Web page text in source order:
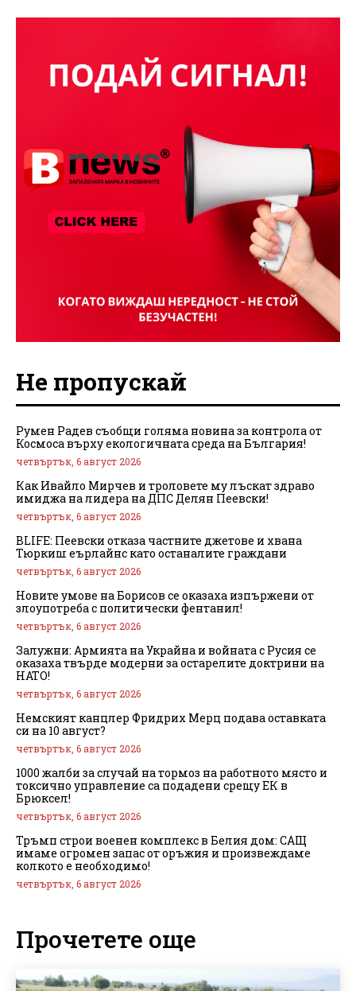
Не пропускай
Румен Радев съобщи голяма новина за контрола от
Космоса върху екологичната среда на България!
четвъртък, 6 август 2026
Как Ивайло Мирчев и троловете му лъскат здраво
имиджа на лидера на ДПС Делян Пеевски!
четвъртък, 6 август 2026
BLIFE: Пеевски отказа частните джетове и хвана
Тюркиш еърлайнс като останалите граждани
четвъртък, 6 август 2026
Новите умове на Борисов се оказаха изпържени от
злоупотреба с политически фентанил!
четвъртък, 6 август 2026
Залужни: Армията на Украйна и войната с Русия се
оказаха твърде модерни за остарелите доктрини на
НАТО!
четвъртък, 6 август 2026
Немският канцлер Фридрих Мерц подава оставката
си на 10 август?
четвъртък, 6 август 2026
1000 жалби за случай на тормоз на работното място и
токсично управление са подадени срещу ЕК в
Брюксел!
четвъртък, 6 август 2026
Тръмп строи военен комплекс в Белия дом: САЩ
имаме огромен запас от оръжия и произвеждаме
колкото е необходимо!
четвъртък, 6 август 2026
Прочетете още